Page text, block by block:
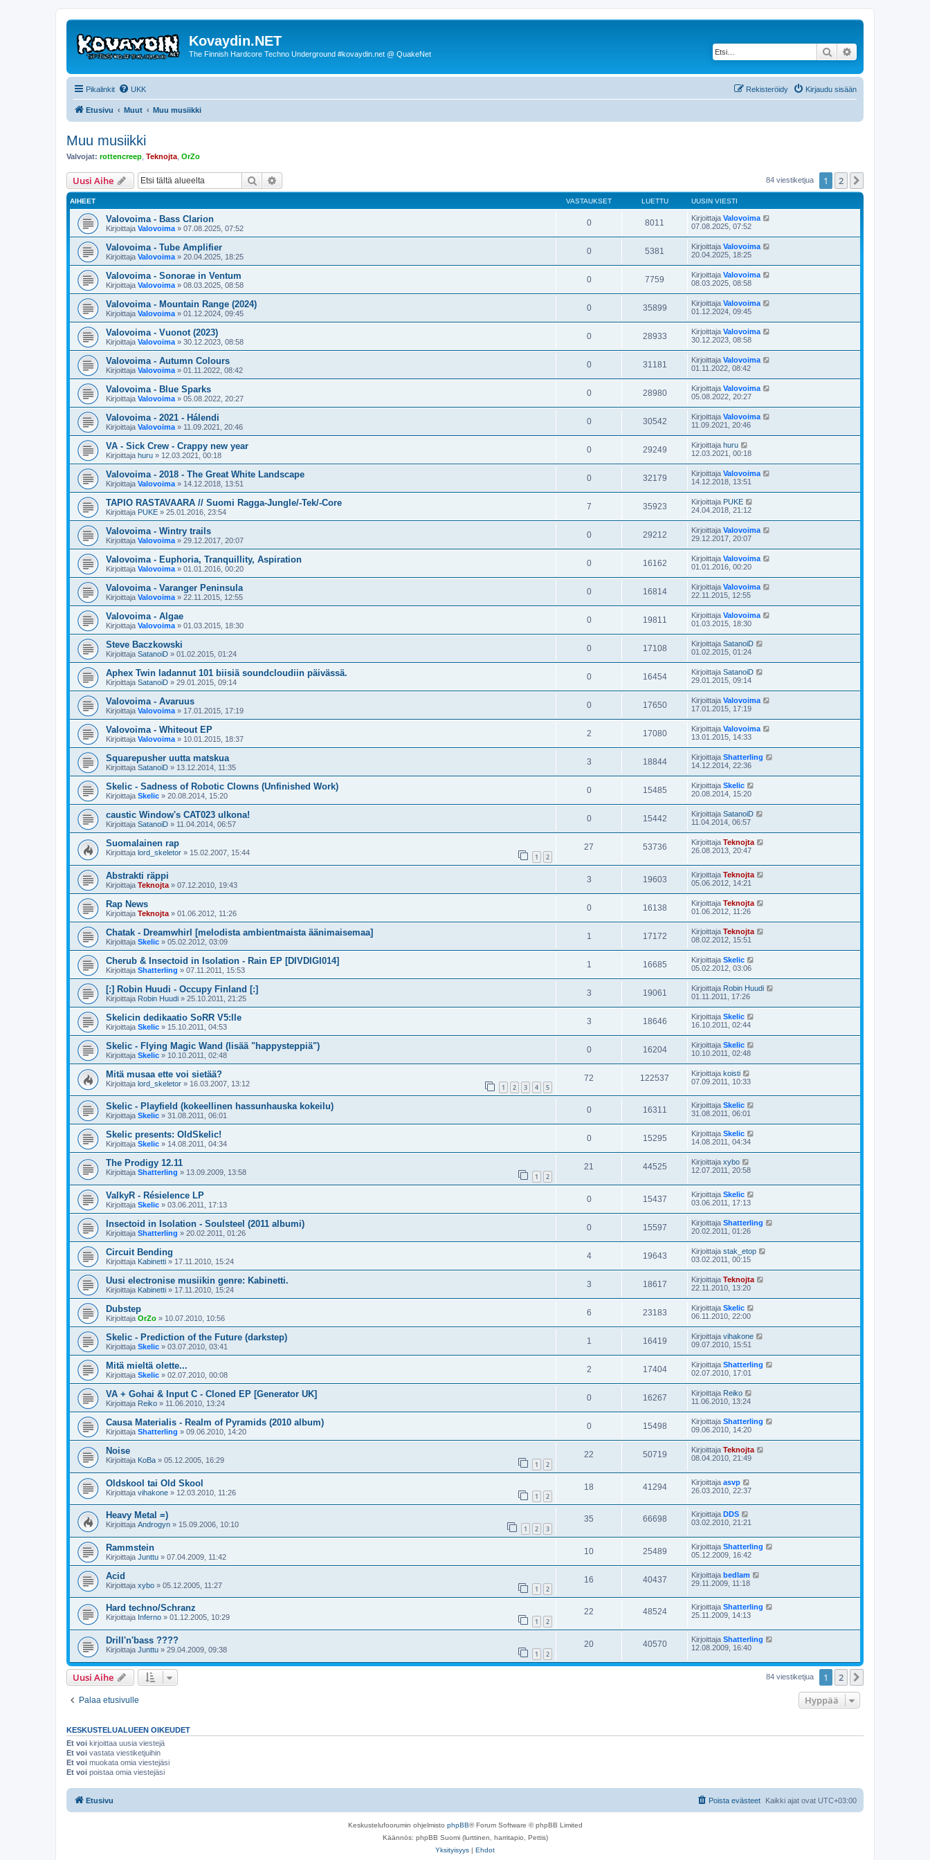
Kovaydin.NET
The Finnish Hardcore Techno Underground #kovaydin.net @ QuakeNet Etsi
Pikalinkit UKK Kirjaudu sisään
Rekisteröidy
Etusivu Muut Muu musiikki
Muu musiikki
Valvojat: rottencreep Teknojta OrZo
Uusi Aihe Etsi 84 viestiketjua 1 2
AIHEET VASTAUKSET LUETTU UUSIN VIESTI
Valovoima - Bass Clarion
Kirjoittaja Valovoima » 07.08.2025, 07:52
0 8011 Kirjoittaja Valovoima
07.08.2025, 07:52
Valovoima - Tube Amplifier
Kirjoittaja Valovoima » 20.04.2025, 18:25
0 5381 Kirjoittaja Valovoima
20.04.2025, 18:25
Valovoima - Sonorae in Ventum
Kirjoittaja Valovoima » 08.03.2025, 08:58
0 7759 Kirjoittaja Valovoima
08.03.2025, 08:58
Valovoima - Mountain Range (2024)
Kirjoittaja Valovoima » 01.12.2024, 09:45
0 35899 Kirjoittaja Valovoima
01.12.2024, 09:45
Valovoima - Vuonot (2023)
Kirjoittaja Valovoima » 30.12.2023, 08:58
0 28933 Kirjoittaja Valovoima
30.12.2023, 08:58
Valovoima - Autumn Colours
Kirjoittaja Valovoima » 01.11.2022, 08:42
0 31181 Kirjoittaja Valovoima
01.11.2022, 08:42
Valovoima - Blue Sparks
Kirjoittaja Valovoima » 05.08.2022, 20:27
0 28980 Kirjoittaja Valovoima
05.08.2022, 20:27
Valovoima - 2021 - Hálendi
Kirjoittaja Valovoima » 11.09.2021, 20:46
0 30542 Kirjoittaja Valovoima
11.09.2021, 20:46
VA - Sick Crew - Crappy new year
Kirjoittaja huru » 12.03.2021, 00:18
0 29249 Kirjoittaja huru
12.03.2021, 00:18
Valovoima - 2018 - The Great White Landscape
Kirjoittaja Valovoima » 14.12.2018, 13:51
0 32179 Kirjoittaja Valovoima
14.12.2018, 13:51
TAPIO RASTAVAARA // Suomi Ragga-Jungle/-Tek/-Core
Kirjoittaja PUKE » 25.01.2016, 23:54
7 35923 Kirjoittaja PUKE
24.04.2018, 21:12
Valovoima - Wintry trails
Kirjoittaja Valovoima » 29.12.2017, 20:07
0 29212 Kirjoittaja Valovoima
29.12.2017, 20:07
Valovoima - Euphoria, Tranquillity, Aspiration
Kirjoittaja Valovoima » 01.01.2016, 00:20
0 16162 Kirjoittaja Valovoima
01.01.2016, 00:20
Valovoima - Varanger Peninsula
Kirjoittaja Valovoima » 22.11.2015, 12:55
0 16814 Kirjoittaja Valovoima
22.11.2015, 12:55
Valovoima - Algae
Kirjoittaja Valovoima » 01.03.2015, 18:30
0 19811 Kirjoittaja Valovoima
01.03.2015, 18:30
Steve Baczkowski
Kirjoittaja SatanoiD » 01.02.2015, 01:24
0 17108 Kirjoittaja SatanoiD
01.02.2015, 01:24
Aphex Twin ladannut 101 biisiä soundcloudiin päivässä.
Kirjoittaja SatanoiD » 29.01.2015, 09:14
0 16454 Kirjoittaja SatanoiD
29.01.2015, 09:14
Valovoima - Avaruus
Kirjoittaja Valovoima » 17.01.2015, 17:19
0 17650 Kirjoittaja Valovoima
17.01.2015, 17:19
Valovoima - Whiteout EP
Kirjoittaja Valovoima » 10.01.2015, 18:37
2 17080 Kirjoittaja Valovoima
13.01.2015, 14:33
Squarepusher uutta matskua
Kirjoittaja SatanoiD » 13.12.2014, 11:35
3 18844 Kirjoittaja Shatterling
14.12.2014, 22:36
Skelic - Sadness of Robotic Clowns (Unfinished Work)
Kirjoittaja Skelic » 20.08.2014, 15:20
0 15485 Kirjoittaja Skelic
20.08.2014, 15:20
caustic Window's CAT023 ulkona!
Kirjoittaja SatanoiD » 11.04.2014, 06:57
0 15442 Kirjoittaja SatanoiD
11.04.2014, 06:57
Suomalainen rap
Kirjoittaja lord_skeletor » 15.02.2007, 15:44 1 2
27 53736 Kirjoittaja Teknojta
26.08.2013, 20:47
Abstrakti räppi
Kirjoittaja Teknojta » 07.12.2010, 19:43
3 19603 Kirjoittaja Teknojta
05.06.2012, 14:21
Rap News
Kirjoittaja Teknojta » 01.06.2012, 11:26
0 16138 Kirjoittaja Teknojta
01.06.2012, 11:26
Chatak - Dreamwhirl [melodista ambientmaista äänimaisemaa]
Kirjoittaja Skelic » 05.02.2012, 03:09
1 17172 Kirjoittaja Teknojta
08.02.2012, 15:51
Cherub & Insectoid in Isolation - Rain EP [DIVDIGI014]
Kirjoittaja Shatterling » 07.11.2011, 15:53
1 16685 Kirjoittaja Skelic
05.02.2012, 03:06
[:] Robin Huudi - Occupy Finland [:]
Kirjoittaja Robin Huudi » 25.10.2011, 21:25
3 19061 Kirjoittaja Robin Huudi
01.11.2011, 17:26
Skelicin dedikaatio SoRR V5:lle
Kirjoittaja Skelic » 15.10.2011, 04:53
3 18646 Kirjoittaja Skelic
16.10.2011, 02:44
Skelic - Flying Magic Wand (lisää "happysteppiä")
Kirjoittaja Skelic » 10.10.2011, 02:48
0 16204 Kirjoittaja Skelic
10.10.2011, 02:48
Mitä musaa ette voi sietää?
Kirjoittaja lord_skeletor » 16.03.2007, 13:12 1 2 3 4 5
72 122537 Kirjoittaja koisti
07.09.2011, 10:33
Skelic - Playfield (kokeellinen hassunhauska kokeilu)
Kirjoittaja Skelic » 31.08.2011, 06:01
0 16311 Kirjoittaja Skelic
31.08.2011, 06:01
Skelic presents: OldSkelic!
Kirjoittaja Skelic » 14.08.2011, 04:34
0 15295 Kirjoittaja Skelic
14.08.2011, 04:34
The Prodigy 12.11
Kirjoittaja Shatterling » 13.09.2009, 13:58 1 2
21 44525 Kirjoittaja xybo
12.07.2011, 20:58
ValkyR - Résielence LP
Kirjoittaja Skelic » 03.06.2011, 17:13
0 15437 Kirjoittaja Skelic
03.06.2011, 17:13
Insectoid in Isolation - Soulsteel (2011 albumi)
Kirjoittaja Shatterling » 20.02.2011, 01:26
0 15597 Kirjoittaja Shatterling
20.02.2011, 01:26
Circuit Bending
Kirjoittaja Kabinetti » 17.11.2010, 15:24
4 19643 Kirjoittaja stak_etop
03.02.2011, 00:15
Uusi electronise musiikin genre: Kabinetti.
Kirjoittaja Kabinetti » 17.11.2010, 15:24
3 18617 Kirjoittaja Teknojta
22.11.2010, 13:20
Dubstep
Kirjoittaja OrZo » 10.07.2010, 10:56
6 23183 Kirjoittaja Skelic
06.11.2010, 22:00
Skelic - Prediction of the Future (darkstep)
Kirjoittaja Skelic » 03.07.2010, 03:41
1 16419 Kirjoittaja vihakone
09.07.2010, 15:51
Mitä mieltä olette...
Kirjoittaja Skelic » 02.07.2010, 00:08
2 17404 Kirjoittaja Shatterling
02.07.2010, 17:01
VA + Gohai & Input C - Cloned EP [Generator UK]
Kirjoittaja Reiko » 11.06.2010, 13:24
0 16267 Kirjoittaja Reiko
11.06.2010, 13:24
Causa Materialis - Realm of Pyramids (2010 album)
Kirjoittaja Shatterling » 09.06.2010, 14:20
0 15498 Kirjoittaja Shatterling
09.06.2010, 14:20
Noise
Kirjoittaja KoBa » 05.12.2005, 16:29 1 2
22 50719 Kirjoittaja Teknojta
08.04.2010, 21:49
Oldskool tai Old Skool
Kirjoittaja vihakone » 12.03.2010, 11:26 1 2
18 41294 Kirjoittaja asvp
26.03.2010, 22:37
Heavy Metal =)
Kirjoittaja Androgyn » 15.09.2006, 10:10 1 2 3
35 66698 Kirjoittaja DDS
03.02.2010, 21:21
Rammstein
Kirjoittaja Junttu » 07.04.2009, 11:42
10 25489 Kirjoittaja Shatterling
05.12.2009, 16:42
Acid
Kirjoittaja xybo » 05.12.2005, 11:27 1 2
16 40437 Kirjoittaja bedlam
29.11.2009, 11:18
Hard techno/Schranz
Kirjoittaja Inferno » 01.12.2005, 10:29 1 2
22 48524 Kirjoittaja Shatterling
25.11.2009, 14:13
Drill'n'bass ????
Kirjoittaja Junttu » 29.04.2009, 09:38 1 2
20 40570 Kirjoittaja Shatterling
12.08.2009, 16:40
Uusi Aihe 84 viestiketjua 1 2
Palaa etusivulle Hyppää
KESKUSTELUALUEEN OIKEUDET
Et voi kirjoittaa uusia viestejä
Et voi vastata viestiketjuihin
Et voi muokata omia viestejäsi
Et voi poistaa omia viestejäsi
Etusivu Kaikki ajat ovat UTC+03:00
Poista evästeet
Keskustelufoorumin ohjelmisto phpBB® Forum Software © phpBB Limited
Käännös: phpBB Suomi (lurttinen, harritapio, Pettis)
Yksityisyys | Ehdot